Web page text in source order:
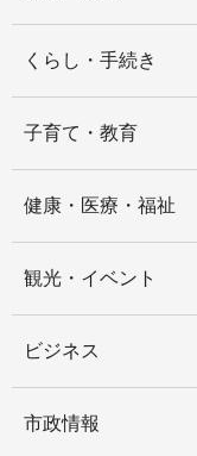
くらし・手続き
子育て・教育
健康・医療・福祉
観光・イベント
ビジネス
市政情報